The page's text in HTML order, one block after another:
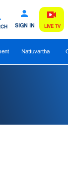
SIGN IN LIVE TV
Nattuvartha